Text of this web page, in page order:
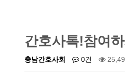
간호사톡!참여
충남간호사회 0건